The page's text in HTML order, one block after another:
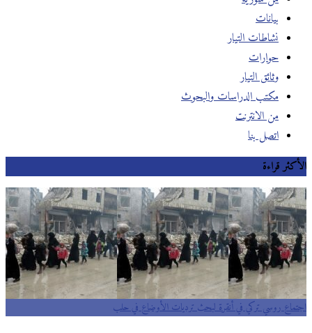
بيانات
نشاطات التيار
حوارات
وثائق التيار
مكتب الدراسات والبحوث
من الانترنت
اتصل بنا
الأكثر قراءة
اجتماع روسي تركي في أنقرة لبحث ترديات الأوضاع في حلب